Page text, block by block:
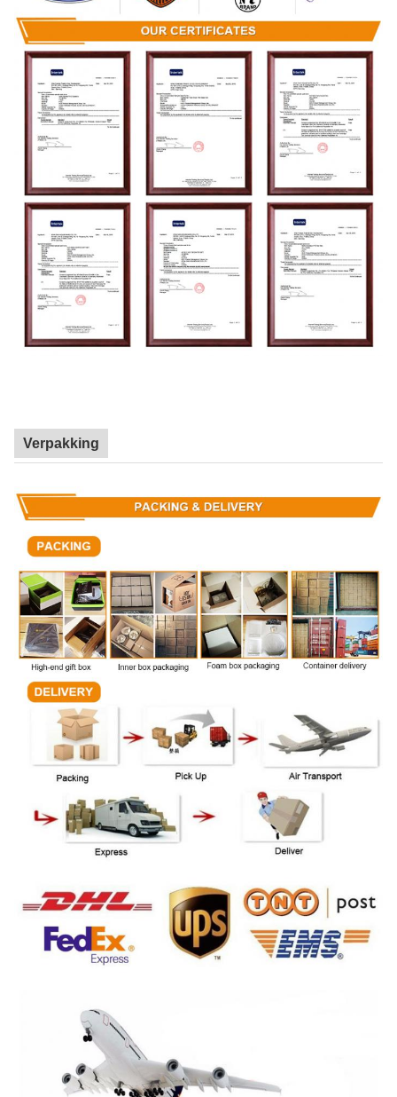
Verpakking